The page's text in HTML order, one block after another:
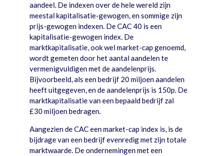
aandeel. De indexen over de hele wereld zijn
meestal kapitalisatie-gewogen, en sommige zijn
prijs-gewogen indexen. De CAC 40 is een
kapitalisatie-gewogen index. De
marktkapitalisatie, ook wel market-cap genoemd,
wordt gemeten door het aantal aandelen te
vermenigvuldigen met de aandelenprijs.
Bijvoorbeeld, als een bedrijf 20 miljoen aandelen
heeft uitgegeven, en de aandelenprijs is 150p. De
marktkapitalisatie van een bepaald bedrijf zal
£30 miljoen bedragen.
Aangezien de CAC een market-cap index is, is de
bijdrage van een bedrijf evenredig met zijn totale
marktwaarde. De ondernemingen met een